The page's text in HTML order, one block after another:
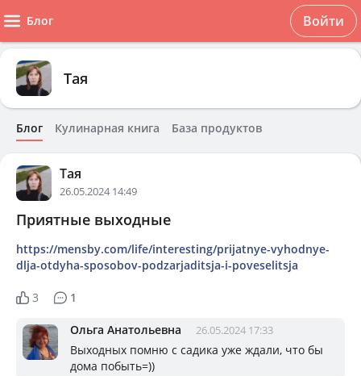
Блог Войти
Тая
Блог Кулинарная книга База продуктов
Тая
26.05.2024 14:49
Приятные выходные
https://mensby.com/life/interesting/prijatnye-vyhodnye-
dlja-otdyha-sposobov-podzarjaditsja-i-poveselitsja
3 1
Ольга Анатольевна 26.05.2024 17:33
Выходных помню с садика уже ждали, что бы
дома побыть=))